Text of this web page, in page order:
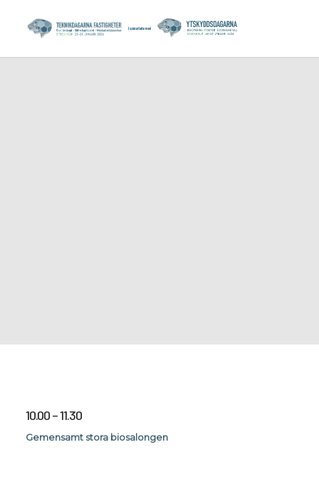
10.00 – 11.30
Gemensamt stora biosalongen